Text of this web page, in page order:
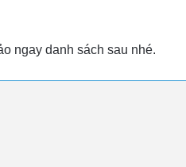
ngay danh sách sau nhé.